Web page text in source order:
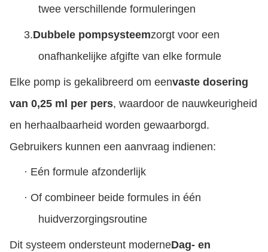
twee verschillende formuleringen
3.Dubbele pompsysteemzorgt voor een
onafhankelijke afgifte van elke formule
Elke pomp is gekalibreerd om eenvaste dosering
van 0,25 ml per pers, waardoor de nauwkeurigheid
en herhaalbaarheid worden gewaarborgd.
Gebruikers kunnen een aanvraag indienen:
· Eén formule afzonderlijk
· Of combineer beide formules in één
huidverzorgingsroutine
Dit systeem ondersteunt moderneDag- en